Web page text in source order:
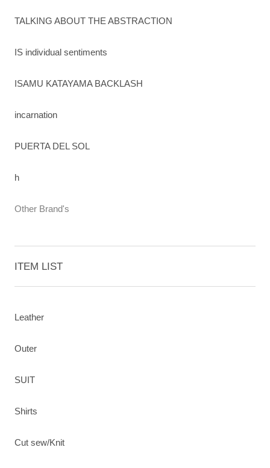
TALKING ABOUT THE ABSTRACTION
IS individual sentiments
ISAMU KATAYAMA BACKLASH
incarnation
PUERTA DEL SOL
h
Other Brand's
ITEM LIST
Leather
Outer
SUIT
Shirts
Cut sew/Knit